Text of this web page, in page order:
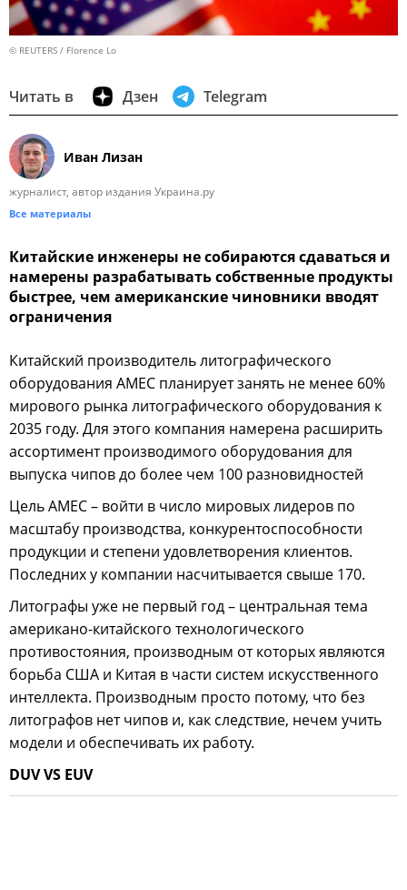
© REUTERS / Florence Lo
Читать в Дзен Telegram
Иван Лизан
журналист, автор издания Украина.ру
Все материалы
Китайские инженеры не собираются сдаваться и
намерены разрабатывать собственные продукты
быстрее, чем американские чиновники вводят
ограничения
Китайский производитель литографического
оборудования АМЕС планирует занять не менее 60%
мирового рынка литографического оборудования к
2035 году. Для этого компания намерена расширить
ассортимент производимого оборудования для
выпуска чипов до более чем 100 разновидностей
Цель AMEC – войти в число мировых лидеров по
масштабу производства, конкурентоспособности
продукции и степени удовлетворения клиентов.
Последних у компании насчитывается свыше 170.
Литографы уже не первый год – центральная тема
американо-китайского технологического
противостояния, производным от которых являются
борьба США и Китая в части систем искусственного
интеллекта. Производным просто потому, что без
литографов нет чипов и, как следствие, нечем учить
модели и обеспечивать их работу.
DUV VS EUV